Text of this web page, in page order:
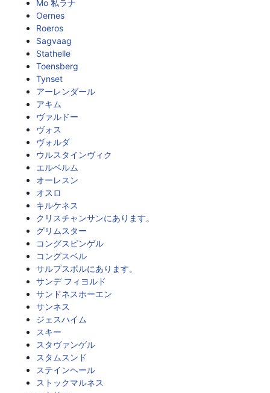
Mo 私ラナ
Oernes
Roeros
Sagvaag
Stathelle
Toensberg
Tynset
アーレンダール
アキム
ヴァルドー
ヴォス
ヴォルダ
ウルスタインヴィク
エルベルム
オーレスン
オスロ
キルケネス
クリスチャンサンにあります。
グリムスター
コングスビンゲル
コングスベル
サルプスボルにあります。
サンデ フィヨルド
サンドネスホーエン
サンネス
ジェスハイム
スキー
スタヴァンゲル
スタムスンド
ステインヘール
ストックマルネス